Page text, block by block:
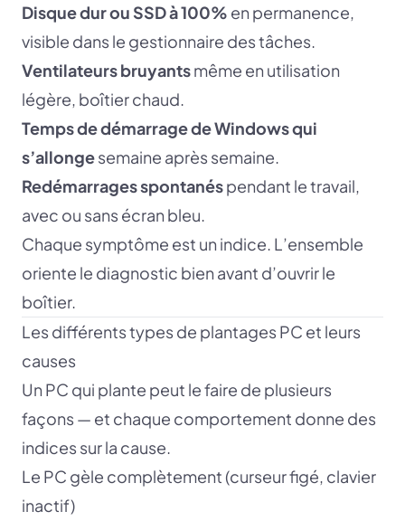
Disque dur ou SSD à 100% en permanence,
visible dans le gestionnaire des tâches.
Ventilateurs bruyantsmême en utilisation
légère, boîtier chaud.
Temps de démarrage de Windows qui
s’allongesemaine après semaine.
Redémarrages spontanéspendant le travail,
avec ou sans écran bleu.
Chaque symptôme est un indice. L’ensemble
oriente le diagnostic bien avant d’ouvrir le
boîtier.
Les différents types de plantages PC et leurs
causes
Un PC qui plante peut le faire de plusieurs
façons — et chaque comportement donne des
indices sur la cause.
Le PC gèle complètement (curseur figé, clavier
inactif)